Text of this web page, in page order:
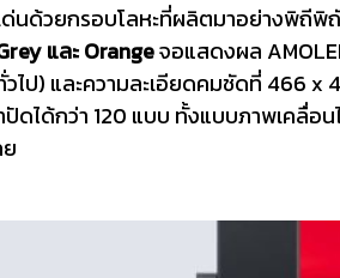
ด่นด้วยกรอบโลหะที่ผลิตมาอย่างพิถี
และ Orangeจอแสดงผล
ไป) และความละเอียดคมชัดที่ 466
ดได้กว่า 120 แบบ ทั้งแบบภาพเคลื่